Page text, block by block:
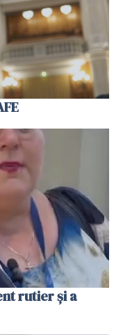
rutier și a